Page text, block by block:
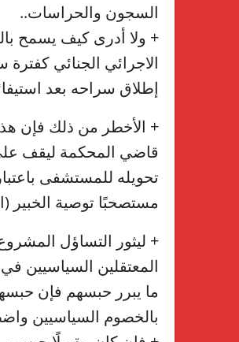
السجون والحراسات..
+ ولا أدرى كيف يسمح
الاجرائي الجنائي
إطلاق سراحه بعد
قاضي المحكمة ليقف
تحويله للمستشفى
مستصحبًا توصية الخبير
+ ليثور التساؤل
المعتقلين السياسيين في
ما يبرر حبسهم فإن
بالخصوم السياسيين